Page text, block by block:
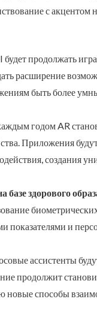
с акцентом
будет продолжать
расширение
быть более
годом AR
Приложения
создания
здорового
показателями и
ассистенты
продолжит
новые способы